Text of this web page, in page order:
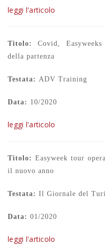
leggi l'articolo
Titolo:
Covid,
della partenza
Testata: ADV Training
Data: 10/2020
leggi l'articolo
Titolo: Easyweek tour
il nuovo anno
Testata: Il Giornale del
Data: 01/2020
leggi l'articolo